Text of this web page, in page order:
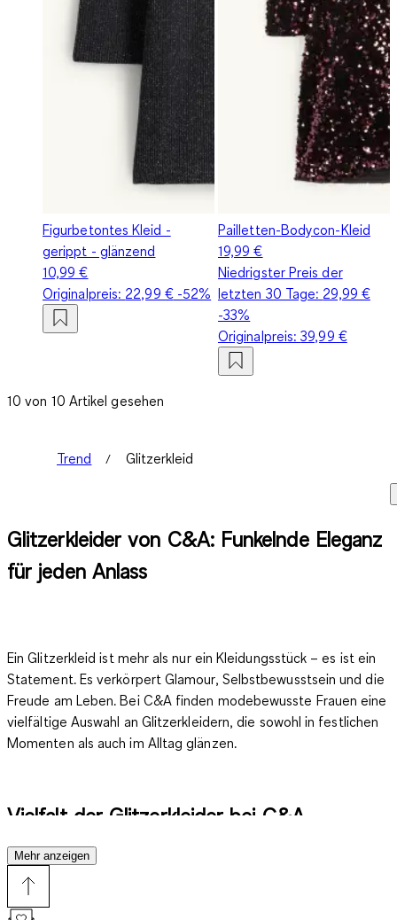
Figurbetontes Kleid -
gerippt - glänzend
10,99 €
Originalpreis: 22,99 €-52%
Pailletten-Bodycon-Kleid
19,99 €
Niedrigster Preis der
letzten 30 Tage: 29,99 €
-33%
Originalpreis:39,99 €
10 von 10 Artikel gesehen
Trend Glitzerkleid
Glitzerkleider von C&A: Funkelnde Eleganz
für jeden Anlass
Ein Glitzerkleid ist mehr als nur ein Kleidungsstück – es ist ein
Statement. Es verkörpert Glamour, Selbstbewusstsein und die
Freude am Leben. Bei C&A finden modebewusste Frauen eine
vielfältige Auswahl an Glitzerkleidern, die sowohl in festlichen
Momenten als auch im Alltag glänzen.
Vielfalt der Glitzerkleider bei C&A
Mehr anzeigen